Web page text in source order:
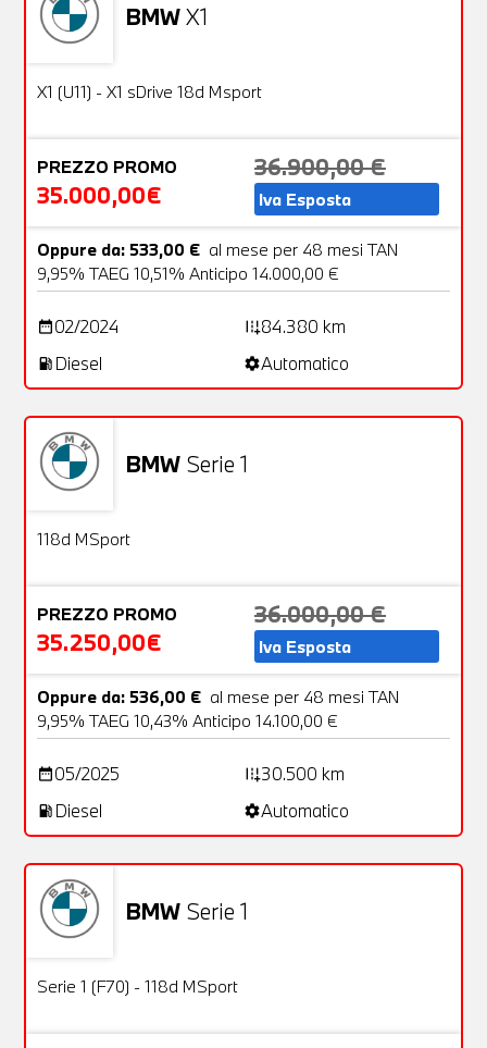
BMWX1
OFFERTA
Usato
X1 (U11) - X1 sDrive 18d Msport
PREZZO PROMO
35.000,00€
36.900,00 €
Iva Esposta
Oppure da: 533,00 € al mese per 48 mesi TAN
9,95% TAEG 10,51% Anticipo 14.000,00 €
date_range02/2024 add_road84.380 km
local_gas_station Diesel settingsAutomatico
BMW Serie 1
Aziendale
118d MSport
PREZZO PROMO
35.250,00€
36.000,00 €
Iva Esposta
Oppure da: 536,00 € al mese per 48 mesi TAN
9,95% TAEG 10,43% Anticipo 14.100,00 €
date_range05/2025 add_road30.500 km
local_gas_station Diesel settingsAutomatico
BMW Serie 1
OFFERTA
Usato
Serie 1 (F70) - 118d MSport